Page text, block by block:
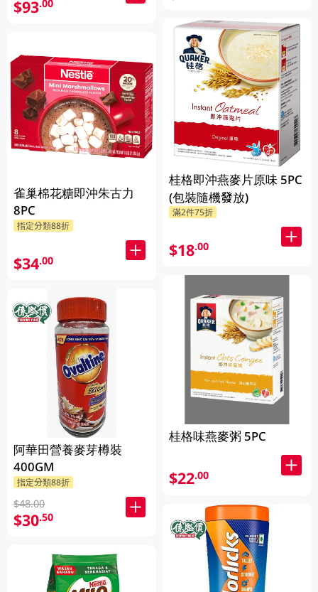
$93.00
雀巢棉花糖即沖朱古力
8PC
指定分類88折
$34.00
阿華田營養麥芽樽裝
400GM
指定分類88折
$48.00
$30.50
桂格即沖燕麥片原味 5PC
(包裝隨機發放)
滿2件75折
$18.00
桂格味燕麥粥 5PC
$22.00